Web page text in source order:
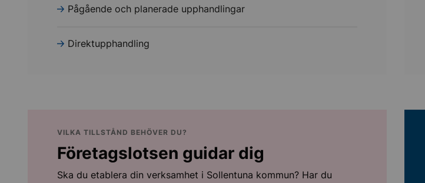
Pågående och planerade upphandlingar
Direktupphandling
VILKA TILLSTÅND BEHÖVER DU?
Företagslotsen guidar dig
Ska du etablera din verksamhet i Sollentuna kommun? Har du